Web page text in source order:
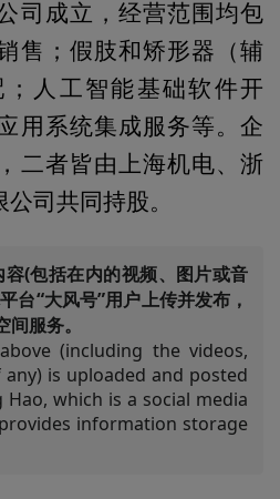
司成立，经营范围均包
售；假肢和矫形器（辅
人工智能基础软件开
用系统集成服务等。企
二者皆由上海机电、浙
司共同持股。
(包括在内的视频、图片或音
台“大风号”用户上传并发布，
服务。
(including the videos,
is uploaded and posted
which is a social media
information storage